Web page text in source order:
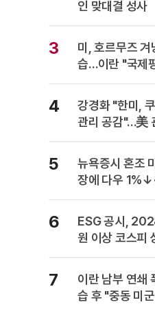
인 맞대결 성사
3
미, 호르무즈 겨
습…이란 "국제
반발
4
강경화 "한미,
관리 공감"…美
의
5
뉴욕증시 혼조
장에 다우
급등
6
ESG 공시,
원 이상 코스피
사업보고서에
7
이란 남부 연쇄
습 후 "중동 미